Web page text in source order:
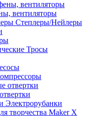
вентиляторы
Степлеры/Нейлеры
Тросы
Электрорубанки